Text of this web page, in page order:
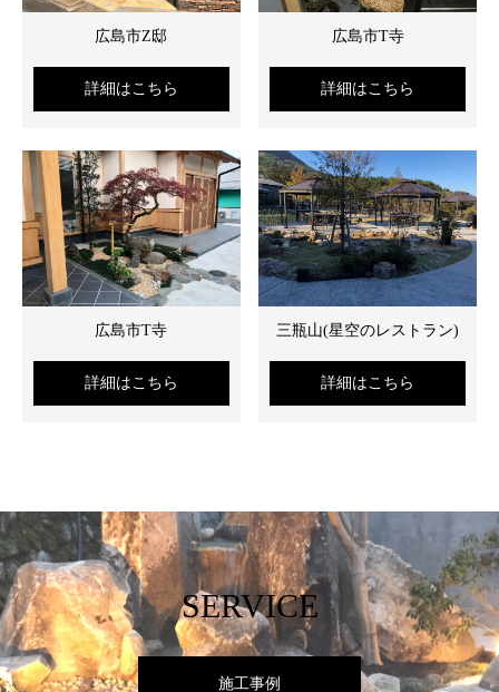
広島市Z邸
詳細はこちら
広島市T寺
詳細はこちら
広島市T寺
詳細はこちら
三瓶山(星空のレストラン)
詳細はこちら
SERVICE
施工事例